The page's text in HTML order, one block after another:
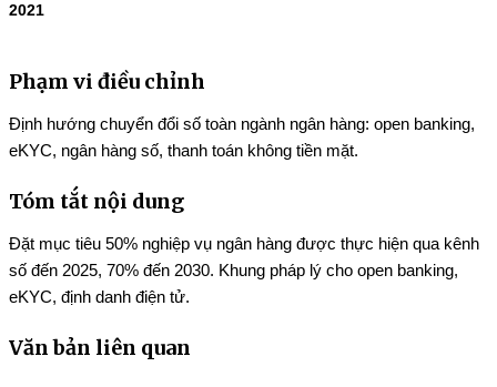
2021
Phạm vi điều chỉnh
Định hướng chuyển đổi số toàn ngành ngân hàng: open banking,
eKYC, ngân hàng số, thanh toán không tiền mặt.
Tóm tắt nội dung
Đặt mục tiêu 50% nghiệp vụ ngân hàng được thực hiện qua kênh
số đến 2025, 70% đến 2030. Khung pháp lý cho open banking,
eKYC, định danh điện tử.
Văn bản liên quan